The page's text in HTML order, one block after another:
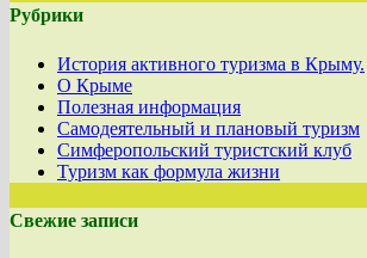
Рубрики
История активного туризма в Крыму.
О Крыме
Полезная информация
Самодеятельный и плановый туризм
Симферопольский туристский клуб
Туризм как формула жизни
Свежие записи